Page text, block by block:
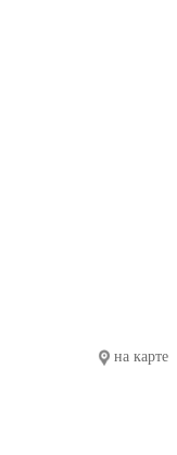
на карте